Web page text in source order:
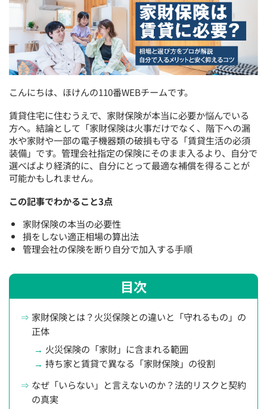
こんにちは、 ほけんの110番WEBチームです。
賃貸住宅に住むうえで、家財保険が本当に必要か悩んでいる
方へ。結論として「家財保険は火事だけでなく、階下への漏
水や家財や一部の電子機器類の破損も守る「賃貸生活の必須
装備」です。管理会社指定の保険にそのまま入るより、自分で
選べばより経済的に、自分にとって最適な補償を得ることが
可能かもしれません。
この記事でわかること3点
家財保険の本当の必要性
損をしない適正相場の算出法
管理会社の保険を断り自分で加入する手順
目次
家財保険とは？火災保険との違いと「守れるもの」の
正体
火災保険の「家財」に含まれる範囲
持ち家と賃貸で異なる「家財保険」の役割
なぜ「いらない」と言えないのか？法的リスクと契約
の真実